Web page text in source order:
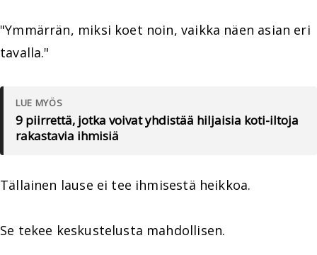
"Ymmärrän, miksi koet noin, vaikka näen asian eri
tavalla."
LUE MYÖS
9 piirrettä, jotka voivat yhdistää hiljaisia koti-iltoja
rakastavia ihmisiä
Tällainen lause ei tee ihmisestä heikkoa.
Se tekee keskustelusta mahdollisen.